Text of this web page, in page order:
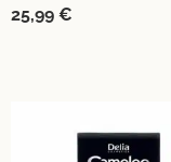
25,99 €